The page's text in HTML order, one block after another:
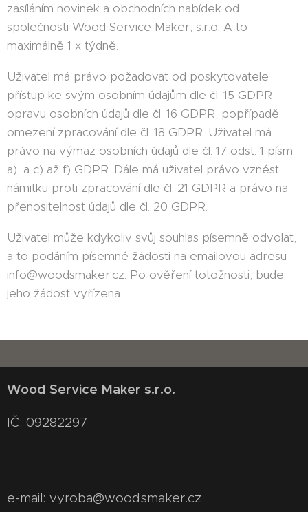
zasíláním novinek a obchodních nabídek od
společnosti Wood Service Maker, s.r.o. A to
maximálně 1 x týdně.
Uživatel má právo požadovat od poskytovatele
přístup ke svým osobním údajům dle čl. 15 GDPR,
opravu osobních údajů dle čl. 16 GDPR, popřípadě
omezení zpracování dle čl. 18 GDPR. Uživatel má
právo na výmaz osobních údajů dle čl. 17 odst. 1 písm.
a), a c) až f) GDPR. Dále má uživatel právo vznést
námitku proti zpracování dle čl. 21 GDPR a právo na
přenositelnost údajů dle čl. 20 GDPR.
Uživatel může kdykoliv svůj souhlas písemně odvolat,
a to podáním písemné žádosti na emailovou adresu :
info@woodsmaker.cz. Po ověření totožnosti, bude
jeho žádost vyřízena.
Wood Service Maker s.r.o.
IČ: 09282297
e-mail: vyroba@woodsmaker.cz